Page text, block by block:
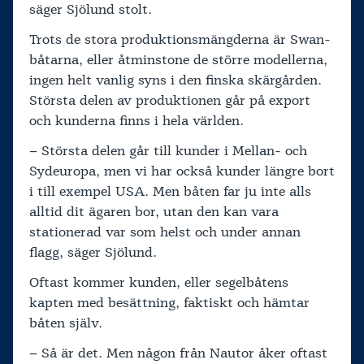
säger Sjölund stolt.
Trots de stora produktionsmängderna är Swan-
båtarna, eller åtminstone de större modellerna,
ingen helt vanlig syns i den finska skärgården.
Största delen av produktionen går på export
och kunderna finns i hela världen.
– Största delen går till kunder i Mellan- och
Sydeuropa, men vi har också kunder längre bort
i till exempel USA. Men båten far ju inte alls
alltid dit ägaren bor, utan den kan vara
stationerad var som helst och under annan
flagg, säger Sjölund.
Oftast kommer kunden, eller segelbåtens
kapten med besättning, faktiskt och hämtar
båten själv.
– Så är det. Men någon från Nautor åker oftast